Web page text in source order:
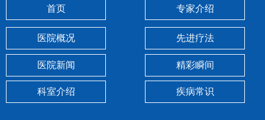
医院概况 先进疗法
医院新闻 精彩瞬间
科室介绍 疾病常识
首页 专家介绍